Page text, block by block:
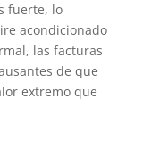
fuerte, lo
acondicionado
las facturas
de que
extremo que